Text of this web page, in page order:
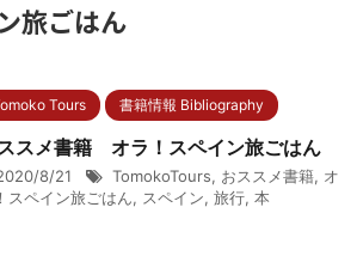
旅ごはん
Tours 書籍情報 Bibliography
スメ書籍 オラ！スペイン旅ごはん
8/21 TomokoTours, おススメ書籍, オ
スペイン旅ごはん, スペイン, 旅行, 本